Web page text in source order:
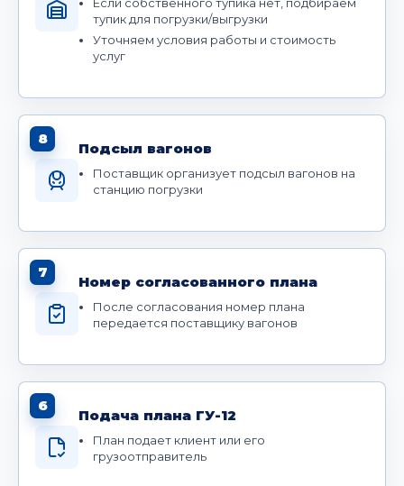
тупик для погрузки/выгрузки
Уточняем условия работы и стоимость
услуг
8
Подсыл вагонов
Поставщик организует подсыл вагонов на
станцию погрузки
7
Номер согласованного плана
После согласования номер плана
передается поставщику вагонов
6
Подача плана ГУ-12
План подает клиент или его
грузоотправитель